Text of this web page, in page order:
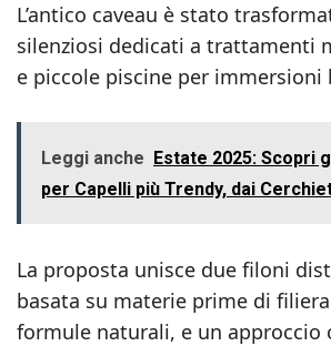
L’antico caveau è stato
silenziosi dedicati a trattamenti
e piccole piscine per immersioni
Leggi anche Estate 2025: Scopri
per Capelli più Trendy, dai
La proposta unisce due filoni
basata su materie prime di
formule naturali, e un approccio